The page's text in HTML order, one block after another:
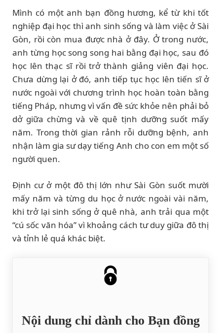
Mình có một anh bạn đồng hương, kể từ khi tốt
nghiệp đại học thì anh sinh sống và làm việc ở Sài
Gòn, rồi còn mua được nhà ở đây. Ở trong nước,
anh từng học song song hai bằng đại học, sau đó
học lên thạc sĩ rồi trở thành giảng viên đại học.
Chưa dừng lại ở đó, anh tiếp tục học lên tiến sĩ ở
nước ngoài với chương trình học hoàn toàn bằng
tiếng Pháp, nhưng vì vấn đề sức khỏe nên phải bỏ
dở giữa chừng và về quê tịnh dưỡng suốt mấy
năm. Trong thời gian rảnh rỗi dưỡng bệnh, anh
nhận làm gia sư dạy tiếng Anh cho con em một số
người quen.
Định cư ở một đô thị lớn như Sài Gòn suốt mười
mấy năm và từng du học ở nước ngoài vài năm,
khi trở lại sinh sống ở quê nhà, anh trải qua một
“cú sốc văn hóa” vì khoảng cách tư duy giữa đô thị
và tỉnh lẻ quá khác biệt.
Nội dung chỉ dành cho Bạn đồng